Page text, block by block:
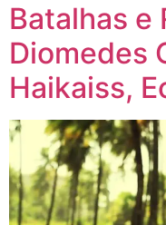
Batalhas e
Diomedes
Haikaiss,